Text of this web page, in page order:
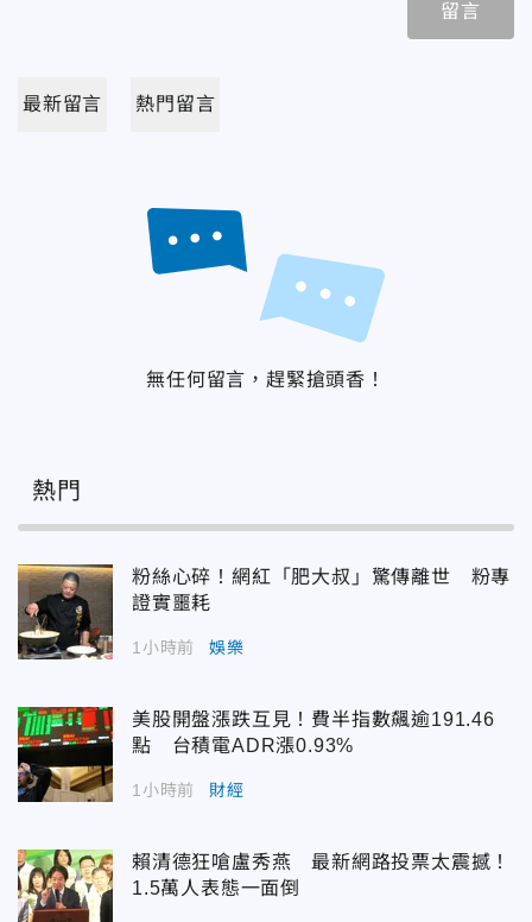
留言
最新留言 熱門留言
無任何留言，趕緊搶頭香！
熱門
粉絲心碎！網紅「肥大叔」驚傳離世 粉專
證實噩耗
1小時前 娛樂
美股開盤漲跌互見！費半指數飆逾191.46
點 台積電ADR漲0.93%
1小時前 財經
賴清德狂嗆盧秀燕 最新網路投票太震撼！
1.5萬人表態一面倒